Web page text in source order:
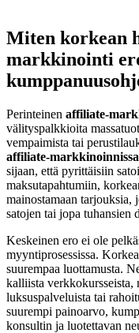
Miten korkean
markkinointi
Perinteinen affiliate-
välityspalkkioita
vempaimista tai
affiliate-markkinoinnissa
sijaan, että pyrittäisiin
maksutapahtumiin,
mainostamaan
satojen tai jopa tuhansien
Keskeinen ero ei ole
myyntiprosessissa.
suurempaa luottamusta.
kalliista verkkokursseista,
luksuspalveluista tai
suurempi painoarvo,
konsultin ja luotettavan